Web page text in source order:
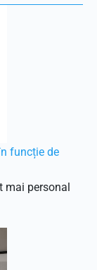
funcție de
mai personal